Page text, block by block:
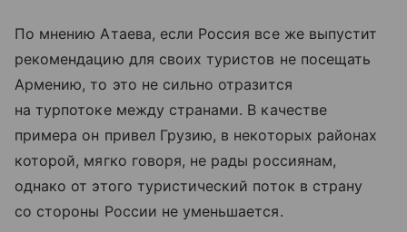
По мнению Атаева, если Россия все же выпустит
рекомендацию для своих туристов не посещать
Армению, то это не сильно отразится
на турпотоке между странами. В качестве
примера он привел Грузию, в некоторых районах
которой, мягко говоря, не рады россиянам,
однако от этого туристический поток в страну
со стороны России не уменьшается.